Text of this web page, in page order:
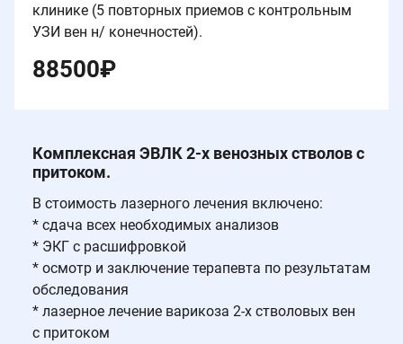
клинике (5 повторных приемов с контрольным
УЗИ вен н/ конечностей).
88500₽
Комплексная ЭВЛК 2-х венозных стволов с
притоком.
В стоимость лазерного лечения включено:
* сдача всех необходимых анализов
* ЭКГ с расшифровкой
* осмотр и заключение терапевта по результатам
обследования
* лазерное лечение варикоза 2-х стволовых вен
с притоком